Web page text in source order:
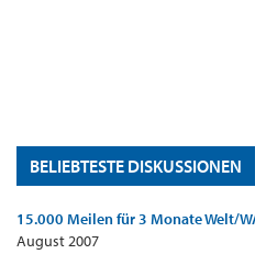
BELIEBTESTE DISKUSSIONEN
15.000 Meilen für 3 Monate Welt/
August 2007